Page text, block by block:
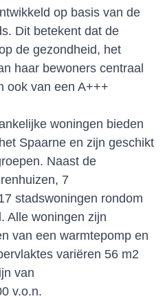
op basis van de
Dit betekent dat de
de gezondheid, het
haar bewoners centraal
ook van een A+++
woningen bieden
Spaarne en zijn geschikt
Naast de
7
stadswoningen rondom
Alle woningen zijn
van een warmtepomp en
variëren 56 m2
van
v.o.n.